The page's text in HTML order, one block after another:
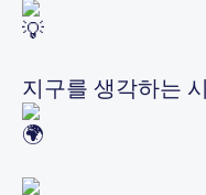
지구를 생각하는